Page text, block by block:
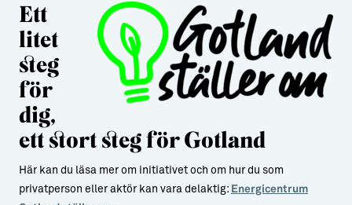
Almedalsveckan
Medeltidsveckan
Visby Centrum
Allt om livet på Ön
→ Fritidsliv
→ Föreningsliv
→ Idrottsliv
→ Tonårsliv
Barn & Familj
Ett
litet
steg
för
dig,
ett stort steg för Gotland
Här kan du läsa mer om initiativet och om hur du som
privatperson eller aktör kan vara delaktig: Energicentrum